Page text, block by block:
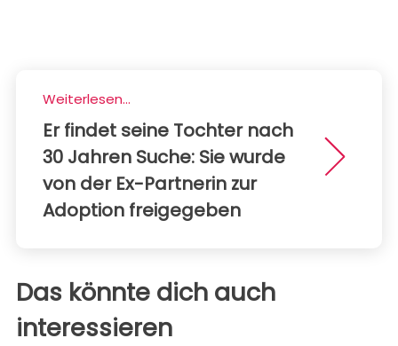
Weiterlesen...
Er findet seine Tochter nach
30 Jahren Suche: Sie wurde
von der Ex-Partnerin zur
Adoption freigegeben
Das könnte dich auch
interessieren